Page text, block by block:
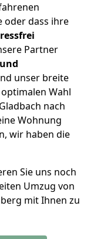
oder dass ihre
Partner
unser breite
Wahl
nach
Wohnung
wir haben die
Sie uns noch
Umzug von
mit Ihnen zu